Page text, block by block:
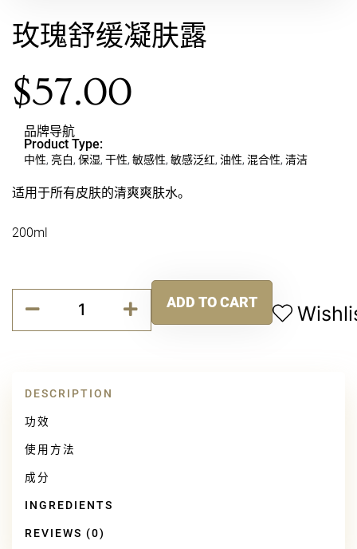
玫瑰舒缓凝肤露
$57.00
品牌导航
Product Type:
中性, 亮白, 保湿, 干性, 敏感性, 敏感泛红, 油性, 混合性, 清洁
适用于所有皮肤的清爽爽肤水。
200ml
玫
露
ADD TO CART
DESCRIPTION
功效
使用方法
成分
INGREDIENTS
REVIEWS (0)